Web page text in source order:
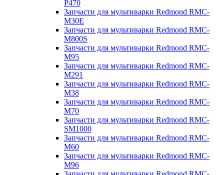
P470
Запчасти для мультиварки Redmond RMC-
M30E
Запчасти для мультиварки Redmond RMC-
M800S
Запчасти для мультиварки Redmond RMC-
M95
Запчасти для мультиварки Redmond RMC-
M291
Запчасти для мультиварки Redmond RMC-
M38
Запчасти для мультиварки Redmond RMC-
M70
Запчасти для мультиварки Redmond RMC-
SM1000
Запчасти для мультиварки Redmond RMC-
M60
Запчасти для мультиварки Redmond RMC-
M96